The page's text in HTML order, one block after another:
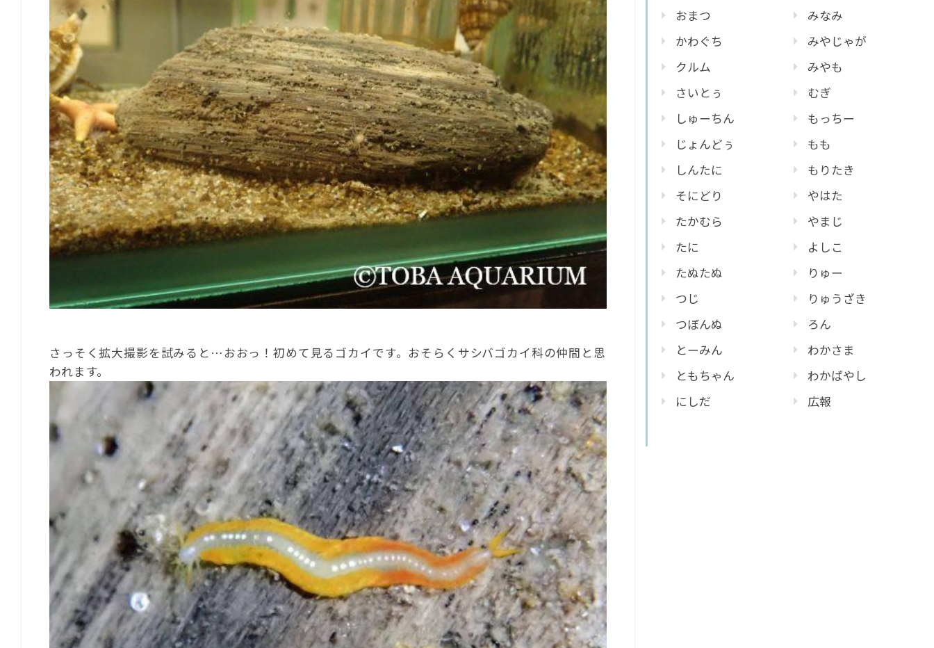
さっそく拡大撮影を試みると…おおっ！初めて見るゴカイです。おそらくサシバゴカイ科の仲間と思
われます。
おまつ
かわぐち
クルム
さいとぅ
しゅーちん
じょんどぅ
しんたに
そにどり
たかむら
たに
たぬたぬ
つじ
つぼんぬ
とーみん
ともちゃん
にしだ
みなみ
みやじゃが
みやも
むぎ
もっちー
もも
もりたき
やはた
やまじ
よしこ
りゅー
りゅうざき
ろん
わかさま
わかばやし
広報